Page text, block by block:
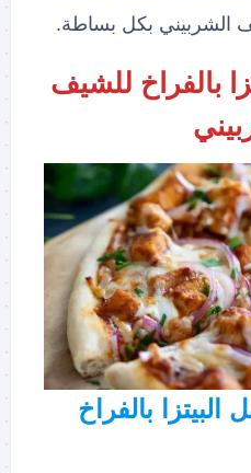
الشربيني بكل بساطة.
بالفراخ للشيف
بالفراخ